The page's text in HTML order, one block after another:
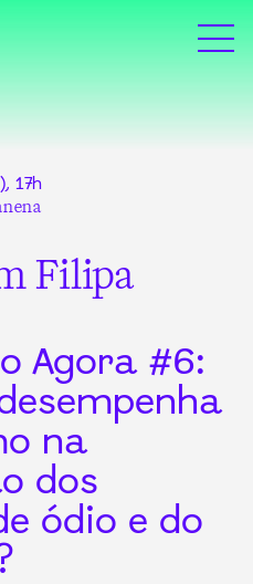
17h
Filipa
Agora #6:
na
dos
ódio e do